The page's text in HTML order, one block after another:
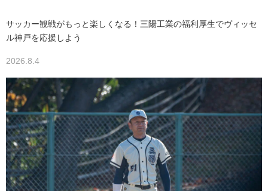
サッカー観戦がもっと楽しくなる！三陽工業の福利厚生でヴィッセ
ル神戸を応援しよう
2026.8.4